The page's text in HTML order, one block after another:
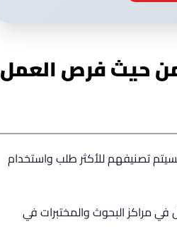
حيث فرص العمل
تصنيفهم للأكثر طلب واستخدام
مراكز البحوث والمختبرات في